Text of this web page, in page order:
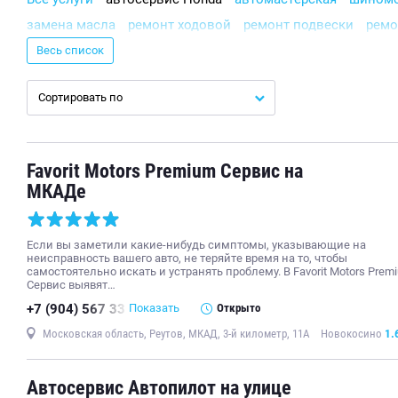
замена масла
ремонт ходовой ремонт подвески
кузовной ремонт
компьютерная диагностика автомобиля
техническое обслуживание автомобиля
химчистка салона
замена фильтров автомобиля
хранение шин
замена
ремонт тормозной системы
ремонт
замена воздушного фильтра
заправка кондиционера
ремонт Volkswagen
замена передних тормозных колодок
ремонт автокондиционеров
ремонт КПП
замена масла в АКПП
ремонт генератора автомобиля
ремонт стартера
ремонт Toyota
Весь список
Сортировать по
Favorit Motors Premium Сервис на
МКАДе
Если вы заметили какие-нибудь симптомы, указывающие на
неисправность вашего авто, не теряйте время на то, чтобы
самостоятельно искать и устранять проблему. В Favorit Motors
Сервис выявят…
+7 (904) 567 33 Показать Открыто
Московская область, Реутов, МКАД, 3-й километр, 11А Новокосино
Автосервис Автопилот на улице